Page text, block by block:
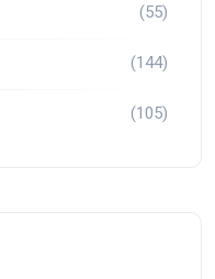
(55)
(144)
(105)